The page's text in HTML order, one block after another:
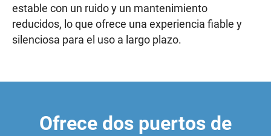
estable con un ruido y un mantenimiento
reducidos, lo que ofrece una experiencia fiable y
silenciosa para el uso a largo plazo.
Ofrece dos puertos de